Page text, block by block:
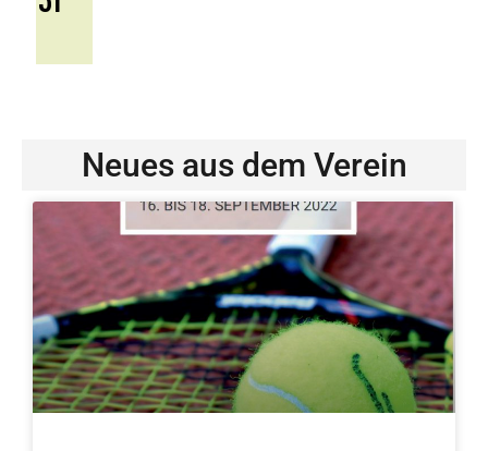
Neues aus dem Verein